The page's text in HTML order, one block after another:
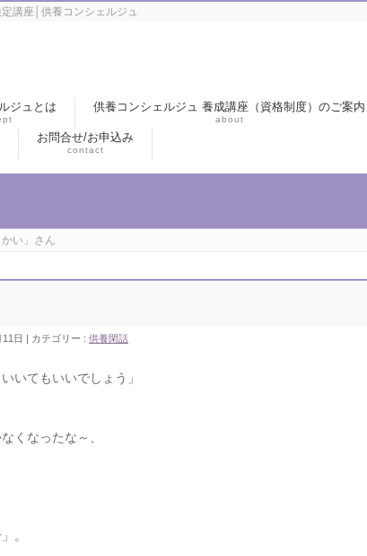
講座│供養コンシェルジュ
ジュとは 供養コンシェルジュ 養成講座（資格制度）のご案内
about
お問合せ/お申込み
contact
かい」さん
日 カテゴリー : 供養閑話
いてもいいでしょう」
くなったな～、
。